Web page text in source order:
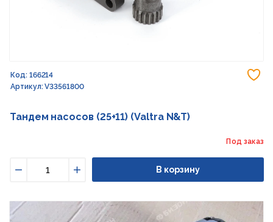
Код: 166214
Артикул: V33561800
Тандем насосов (25+11) (Valtra N&T)
Под заказ
Увеличить
В корзину